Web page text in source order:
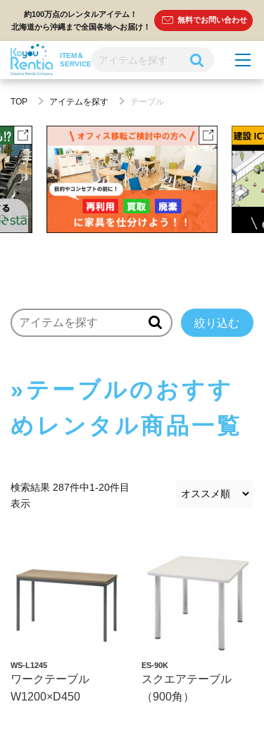
約100万点のレンタルアイテム！
北海道から沖縄まで全国各地へお届け！
無料でお問い合わせ
ITEM＆
SERVICE
TOP アイテムを探す テーブル
絞り込む
テーブルのおすす
めレンタル商品一覧
検索結果 287件中1-20件目
表示
WS-L1245
ワークテーブル
W1200×D450
ES-90K
スクエアテーブル
（900角）